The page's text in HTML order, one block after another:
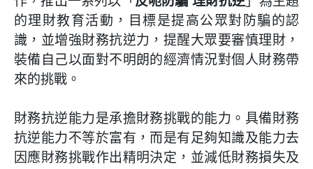
的理財教育活動，目標是提高公眾對防騙的認
識，並增強財務抗逆力，提醒大眾要審慎理財，
裝備自己以面對不明朗的經濟情況對個人財務帶
來的挑戰。
財務抗逆能力是承擔財務挑戰的能力。具備財務
抗逆能力不等於富有，而是有足夠知識及能力去
因應財務挑戰作出精明決定，並減低財務損失及